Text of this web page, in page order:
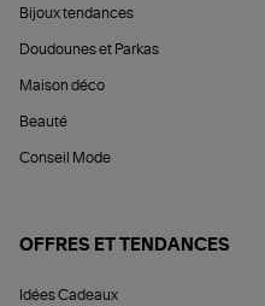
Bijoux tendances
Doudounes et Parkas
Maison déco
Beauté
Conseil Mode
OFFRES ET TENDANCES
Idées Cadeaux